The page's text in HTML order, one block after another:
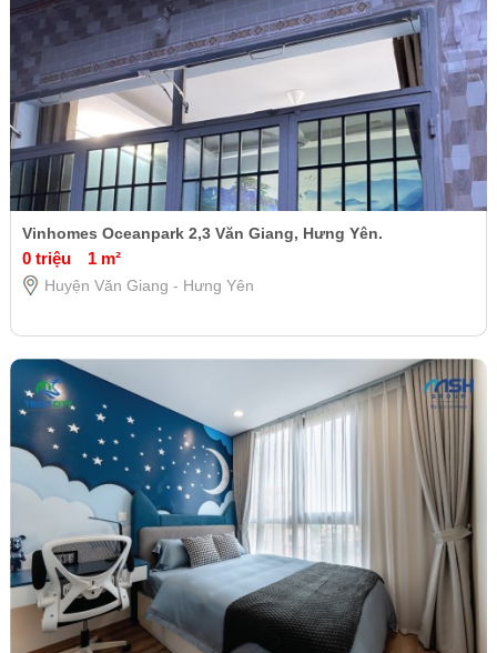
Vinhomes Oceanpark 2,3 Văn Giang, Hưng Yên.
0 triệu 1 m²
Huyện Văn Giang - Hưng Yên